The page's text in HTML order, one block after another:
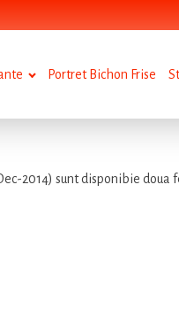
Portret Bichon Frise
2014) sunt disponibie doua